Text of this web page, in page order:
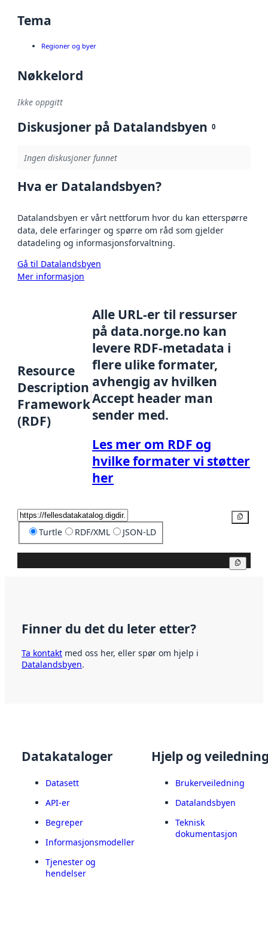
Tema
Regioner og byer
Nøkkelord
Ikke oppgitt
Diskusjoner på Datalandsbyen 0
Ingen diskusjoner funnet
Hva er Datalandsbyen?
Datalandsbyen er vårt nettforum hvor du kan etterspørre
data, dele erfaringer og spørre om råd som gjelder
datadeling og informasjonsforvaltning.
Gå til Datalandsbyen
Mer informasjon
Resource
Description
Framework
(RDF)
Alle URL-er til ressurser
på data.norge.no kan
levere RDF-metadata i
flere ulike formater,
avhengig av hvilken
Accept header man
sender med.
Les mer om RDF og
hvilke formater vi støtter
her
Turtle RDF/XML JSON-LD
Finner du det du leter etter?
Ta kontakt med oss her, eller spør om hjelp i
Datalandsbyen.
Datakataloger
Datasett
API-er
Begreper
Informasjonsmodeller
Tjenester og
hendelser
Hjelp og
Brukerveiledning
Datalandsbyen
Teknisk
dokumentasjon